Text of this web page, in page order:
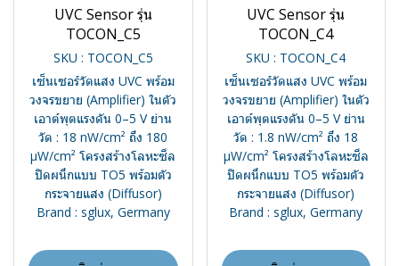
UVC Sensor รุ่น
TOCON_C5
SKU : TOCON_C5
เซ็นเซอร์วัดแสง UVC พร้อม
วงจรขยาย (Amplifier) ในตัว
เอาต์พุตแรงดัน 0–5 V ย่าน
วัด : 18 nW/cm² ถึง 180
µW/cm² โครงสร้างโลหะซีล
ปิดผนึกแบบ TO5 พร้อมตัว
กระจายแสง (Diffusor)
Brand : sglux, Germany
UVC Sensor รุ่น
TOCON_C4
SKU : TOCON_C4
เซ็นเซอร์วัดแสง UVC พร้อม
วงจรขยาย (Amplifier) ในตัว
เอาต์พุตแรงดัน 0–5 V ย่าน
วัด : 1.8 nW/cm² ถึง 18
µW/cm² โครงสร้างโลหะซีล
ปิดผนึกแบบ TO5 พร้อมตัว
กระจายแสง (Diffusor)
Brand : sglux, Germany